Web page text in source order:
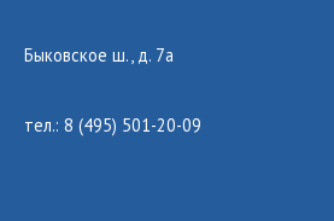
Быковское ш., д. 7а
тел.: 8 (495) 501-20-09